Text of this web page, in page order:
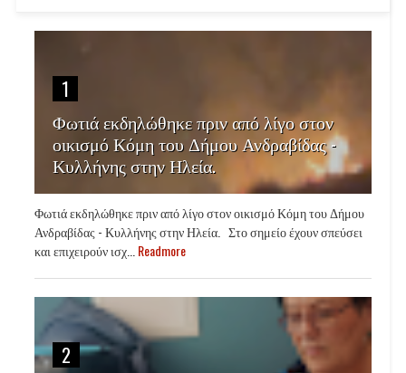
1
Φωτιά εκδηλώθηκε πριν από λίγο στον
οικισμό Κόμη του Δήμου Ανδραβίδας -
Κυλλήνης στην Ηλεία.
Φωτιά εκδηλώθηκε πριν από λίγο στον οικισμό Κόμη του Δήμου
Ανδραβίδας - Κυλλήνης στην Ηλεία. Στο σημείο έχουν σπεύσει
και επιχειρούν ισχ...Readmore
2